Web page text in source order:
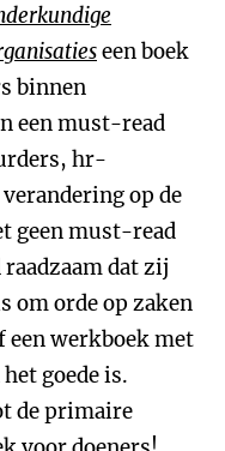
een boek
binnen
een must-read
hr-
op de
geen must-read
dat zij
om orde op zaken
een werkboek met
goede is.
de primaire